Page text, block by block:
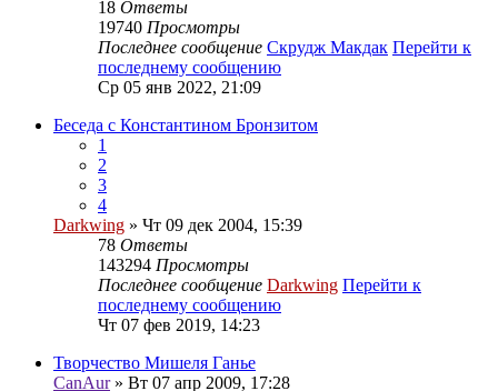
18 Ответы
19740 Просмотры
Последнее сообщение Скрудж Макдак Перейти к
последнему сообщению
Ср 05 янв 2022, 21:09
Беседа с Константином Бронзитом
1
2
3
4
Darkwing » Чт 09 дек 2004, 15:39
78 Ответы
143294 Просмотры
Последнее сообщение Darkwing Перейти к
последнему сообщению
Чт 07 фев 2019, 14:23
Творчество Мишеля Ганье
CanAur» Вт 07 апр 2009, 17:28